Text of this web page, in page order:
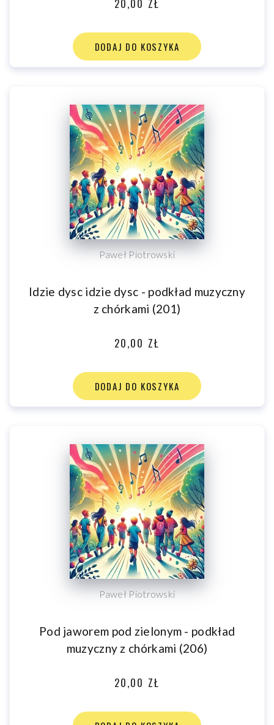
20,00 ZŁ
DODAJ DO KOSZYKA
Paweł Piotrowski
Idzie dysc idzie dysc - podkład muzyczny
z chórkami (201)
20,00 ZŁ
DODAJ DO KOSZYKA
Paweł Piotrowski
Pod jaworem pod zielonym - podkład
muzyczny z chórkami (206)
20,00 ZŁ